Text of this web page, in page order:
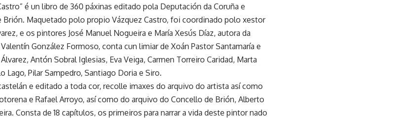
é un libro de 360 páxinas editado pola Deputación da Coruña e
Maquetado polo propio Vázquez Castro, foi coordinado polo xestor
e os pintores José Manuel Nogueira e María Xesús Díaz, autora da
González Formoso, conta cun limiar de Xoán Pastor Santamaría e
Antón Sobral Iglesias, Eva Veiga, Carmen Torreiro Caridad, Marta
Lago, Pilar Sampedro, Santiago Doria e Siro.
e editado a toda cor, recolle imaxes do arquivo do artista así como
e Rafael Arroyo, así como do arquivo do Concello de Brión, Alberto
Consta de 18 capítulos, os primeiros para narrar a vida deste pintor nado